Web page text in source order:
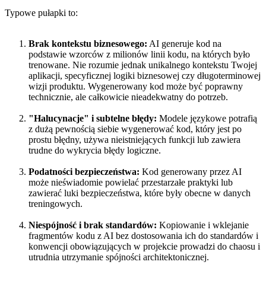
Typowe pułapki to:
Brak kontekstu biznesowego: AI generuje kod na
podstawie wzorców z milionów linii kodu, na których było
trenowane. Nie rozumie jednak unikalnego kontekstu Twojej
aplikacji, specyficznej logiki biznesowej czy długoterminowej
wizji produktu. Wygenerowany kod może być poprawny
technicznie, ale całkowicie nieadekwatny do potrzeb.
"Halucynacje" i subtelne błędy: Modele językowe potrafią
z dużą pewnością siebie wygenerować kod, który jest po
prostu błędny, używa nieistniejących funkcji lub zawiera
trudne do wykrycia błędy logiczne.
Podatności bezpieczeństwa: Kod generowany przez AI
może nieświadomie powielać przestarzałe praktyki lub
zawierać luki bezpieczeństwa, które były obecne w danych
treningowych.
Niespójność i brak standardów: Kopiowanie i wklejanie
fragmentów kodu z AI bez dostosowania ich do standardów i
konwencji obowiązujących w projekcie prowadzi do chaosu i
utrudnia utrzymanie spójności architektonicznej.